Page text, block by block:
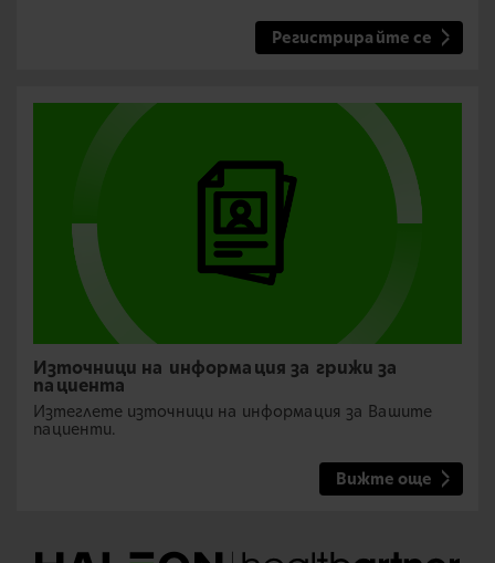
Регистрирайте се
Източници на информация за грижи за
пациента
Изтеглете източници на информация за Вашите
пациенти.
Вижте още